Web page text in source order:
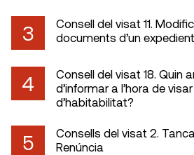
3
Consell del visat 11.
documents d’un
4
Consell del visat 18. Quin
d’informar a l’hora de
d’habitabilitat?
5
Consells del visat 2.
Renúncia